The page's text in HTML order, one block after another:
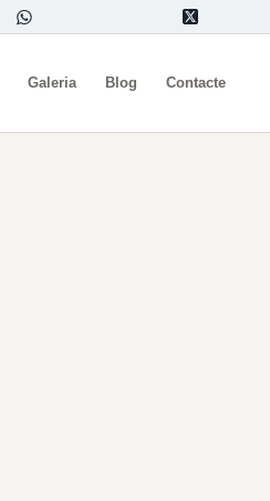
Galeria Blog Contacte